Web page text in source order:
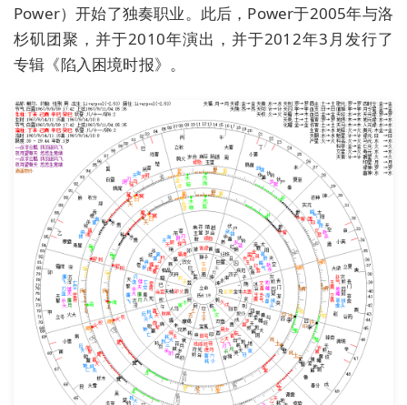
Power）开始了独奏职业。此后，Power于2005年与洛
杉矶团聚，并于2010年演出，并于2012年3月发行了
专辑《陷入困境时报》。